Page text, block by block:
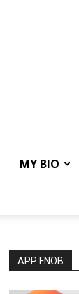
MY BIO
APP FNOB